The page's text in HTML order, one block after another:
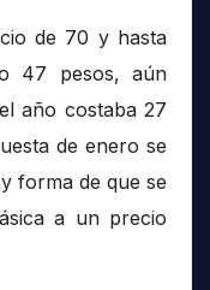
de 70 y hasta
47 pesos, aún
año costaba 27
de enero se
forma de que se
a un precio